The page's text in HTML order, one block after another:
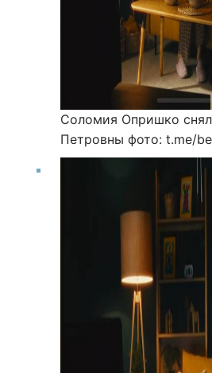
Соломия Опришко
Петровны фото: t.me/